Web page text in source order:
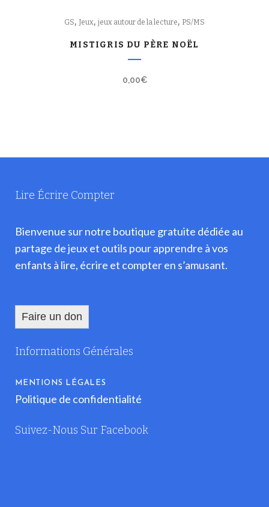
GS, Jeux, jeux autour de la lecture, PS/MS
MISTIGRIS DU PÈRE NOËL
0,00€
Lire Écrire Compter
Bienvenue sur notre boutique gratuite dédiée au
partage de jeux et outils pour apprendre à vos
enfants à lire, écrire et compter en s’amusant.
Faire un don
Informations Générales
MENTIONS LÉGALES
Politique de confidentialité
Suivez-Nous Sur Facebook